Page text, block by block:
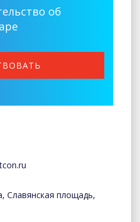
об
Славянская площадь,